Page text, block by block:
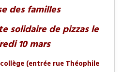
des familles
solidaire de pizzas le
10 mars
(entrée rue Théophile